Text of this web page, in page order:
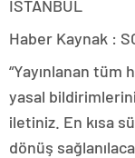
İSTANBUL
Haber Kaynak :
“Yayınlanan
yasal
iletiniz. En kısa
dönüş